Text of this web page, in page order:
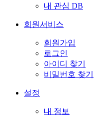
내 관심 DB
회원서비스
회원가입
로그인
아이디 찾기
비밀번호 찾기
설정
내 정보